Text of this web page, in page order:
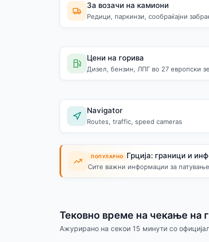
За возачи на камиони
Редици, паркинзи, сообраќајни
Цени на горива
Дизел, бензин, ЛПГ во 27 европски
Navigator
Routes, traffic, speed cameras
ПОПУЛАРНО Грција: граници и
Сите важни информации за патување
Тековно време на чекање на
Ажурирано на секои 15 минути со